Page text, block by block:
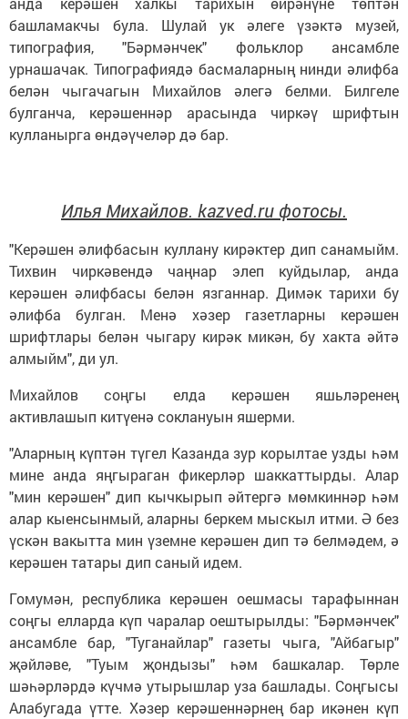
башламакчы була. Шулай ук әлеге үзәктә музей,
типография, "Бәрмәнчек" фольклор ансамбле
урнашачак. Типографиядә басмаларның нинди әлифба
белән чыгачагын Михайлов әлегә белми. Билгеле
булганча, керәшеннәр арасында чиркәү шрифтын
кулланырга өндәүчеләр дә бар.
Илья Михайлов. kazved.ru фотосы.
"Керәшен әлифбасын куллану кирәктер дип санамыйм.
Тихвин чиркәвендә чаңнар элеп куйдылар, анда
керәшен әлифбасы белән язганнар. Димәк тарихи бу
әлифба булган. Менә хәзер газетларны керәшен
шрифтлары белән чыгару кирәк микән, бу хакта әйтә
алмыйм", ди ул.
Михайлов соңгы елда керәшен яшьләренең
активлашып китүенә соклануын яшерми.
"Аларның күптән түгел Казанда зур корылтае узды һәм
мине анда яңгыраган фикерләр шаккаттырды. Алар
"мин керәшен" дип кычкырып әйтергә мөмкиннәр һәм
алар кыенсынмый, аларны беркем мыскыл итми. Ә без
үскән вакытта мин үземне керәшен дип тә белмәдем, ә
керәшен татары дип саный идем.
Гомумән, республика керәшен оешмасы тарафыннан
соңгы елларда күп чаралар оештырылды: "Бәрмәнчек"
ансамбле бар, "Туганайлар" газеты чыга, "Айбагыр"
җәйләве, "Туым җондызы" һәм башкалар. Төрле
шәһәрләрдә күчмә утырышлар уза башлады. Соңгысы
Алабугада үтте. Хәзер керәшеннәрнең бар икәнен күп